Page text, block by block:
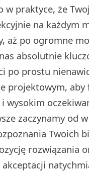
w praktyce, że
na każdym
aż po ogromne
absolutnie
po prostu
projektowym, aby
zaczynamy od w
Twoich
rozwiązania